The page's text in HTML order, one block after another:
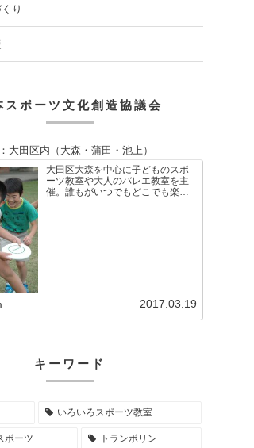
り
スポーツ文化創造協議会
大田区内（大森・蒲田・池上）
大田区大森を中心に子どものスポ
ーツ教室や大人のバレエ教室を主
催。誰もがいつでもどこでも楽し
2017.03.19
キーワード
いろいろスポーツ教室
ポーツ トランポリン